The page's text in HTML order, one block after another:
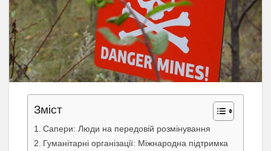
Зміст
Сапери: Люди на передовій розмінування
Гуманітарні організації: Міжнародна підтримка